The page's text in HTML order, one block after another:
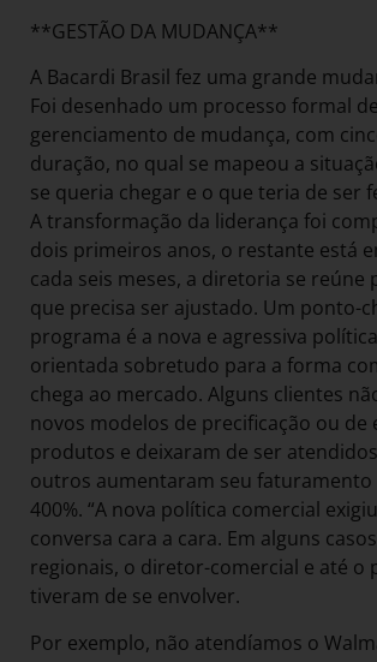
**GESTÃO DA MUDANÇA**
A Bacardi Brasil fez uma grande
Foi desenhado um processo formal de
gerenciamento de mudança, com
duração, no qual se mapeou a
se queria chegar e o que teria de ser
A transformação da liderança foi
dois primeiros anos, o restante está
cada seis meses, a diretoria se reúne
que precisa ser ajustado. Um ponto-
programa é a nova e agressiva
orientada sobretudo para a forma
chega ao mercado. Alguns clientes
novos modelos de precificação ou de
produtos e deixaram de ser
outros aumentaram seu faturamento
400%. “A nova política comercial
conversa cara a cara. Em alguns
regionais, o diretor-comercial e até o
tiveram de se envolver.
Por exemplo, não atendíamos o